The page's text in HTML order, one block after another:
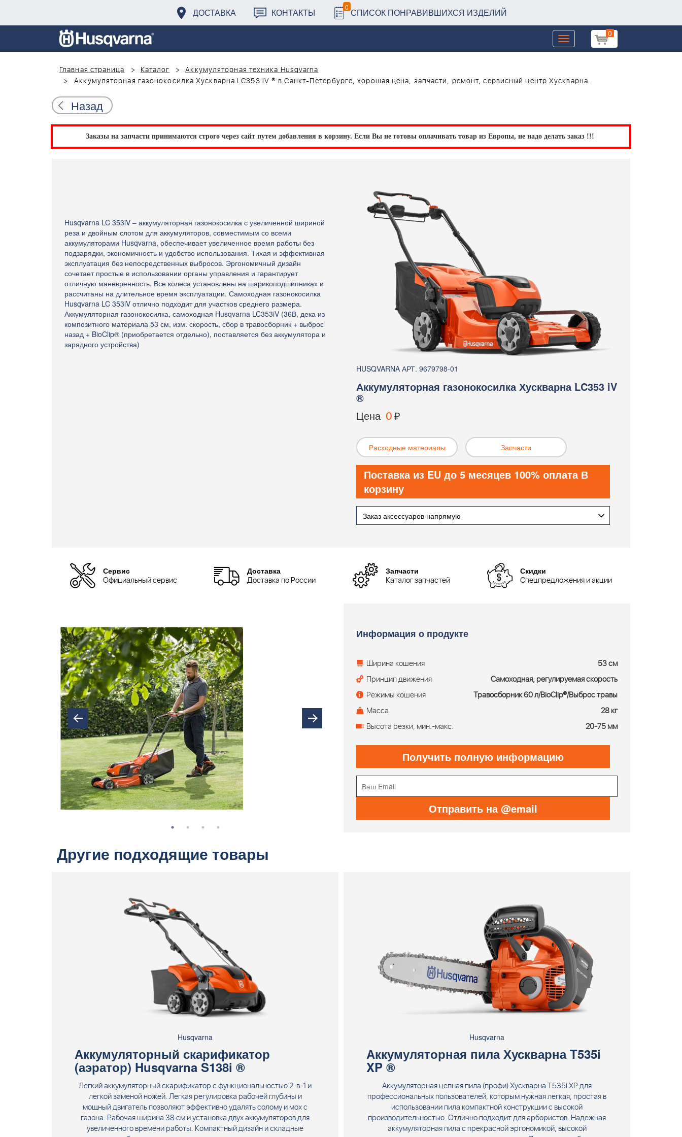
ДОСТАВКА КОНТАКТЫ 0 СПИСОК ПОНРАВИВШИХСЯ ИЗДЕЛИЙ
0
Toggle
navigation
Главная страница
Каталог
Аккумуляторная техника Husqvarna
Аккумуляторная газонокосилка Хускварна LC353 iV ® в Санкт-Петербурге, хорошая цена, запчасти, ремонт, сервисный центр Хускварна.
Назад
Заказы на запчасти принимаются строго через сайт путем добавления в корзину. Если Вы не готовы оплачивать товар из Европы, не надо делать заказ !!!
Husqvarna LC 353iV – аккумуляторная газонокосилка с увеличенной шириной
реза и двойным слотом для аккумуляторов, совместимым со всеми
аккумуляторами Husqvarna, обеспечивает увеличенное время работы без
подзарядки, экономичность и удобство использования. Тихая и эффективная
эксплуатация без непосредственных выбросов. Эргономичный дизайн
сочетает простые в использовании органы управления и гарантирует
отличную маневренность. Все колеса установлены на шарикоподшипниках и
рассчитаны на длительное время эксплуатации. Самоходная газонокосилка
Husqvarna LC 353iV отлично подходит для участков среднего размера.
Аккумуляторная газонокосилка, самоходная Husqvarna LC353iV (36В, дека из
композитного материала 53 см, изм. скорость, сбор в травосборник + выброс
назад + BioClip® (приобретается отдельно), поставляется без аккумулятора и
зарядного устройства)
HUSQVARNA АРТ. 9679798-01
Аккумуляторная газонокосилка Хускварна LC353 iV
®
Цена 0₽
Расходные материалы Запчасти
Поставка из EU до 5 месяцев 100% оплата В
корзину
Заказ аксессуаров напрямую
Сервис
Официальный сервис
Доставка
Доставка по России
Запчасти
Каталог запчастей
Скидки
Спецпредложения и акции
Информация о продукте
Ширина кошения
53 см
Принцип движения
Самоходная, регулируемая скорость
Режимы кошения
Травосборник 60 л/BioClip®/Выброс травы
Масса
28 кг
Высота резки, мин.-макс.
20-75 мм
Получить полную информацию
Отправить на @email
Другие подходящие товары
Husqvarna
Аккумуляторный скарификатор
(аэратор) Husqvarna S138i ®
Легкий аккумуляторный скарификатор с функциональностью 2-в-1 и
легкой заменой ножей. Легкая регулировка рабочей глубины и
мощный двигатель позволяют эффективно удалять солому и мох с
газона. Рабочая ширина 38 см и установка двух аккумуляторов для
увеличенного времени работы. Компактный дизайн и складные
Husqvarna
Аккумуляторная пила Хускварна T535i
XP ®
Аккумуляторная цепная пила (профи) Хускварна T535i XP для
профессиональных пользователей, которым нужная легкая, простая в
использовании пила компактной конструкции с высокой
производительностью. Отлично подходит для арбористов. Надежная
аккумуляторная пила с прекрасной эргономикой, высокой